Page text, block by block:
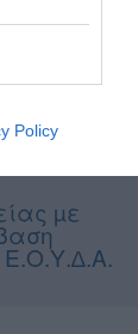
Policy
µε
Ε.Ο.Υ.∆.Α.